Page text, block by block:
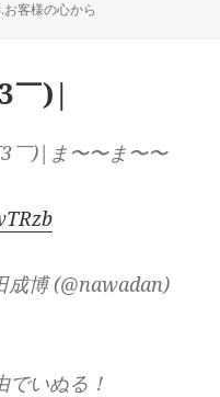
お客様の心から
￣)|
￣)|ま〜〜ま〜〜
博 (@nawadan)
いぬる！